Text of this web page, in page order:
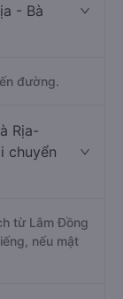
- Bà
đường.
Rịa-
chuyển
từ Lâm Đồng
nếu mật